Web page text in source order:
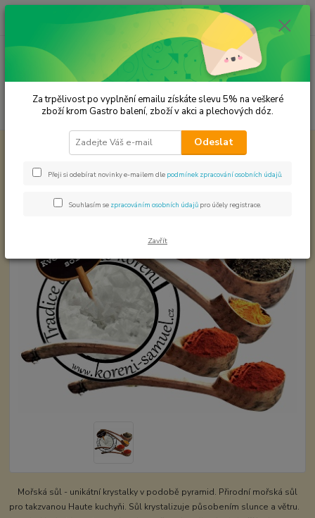
Menu
Hledat
ks
za 0,00 Kč
Cukr a sůl Květ mořské soli
Květ mořské soli
Mořská sůl - unikátní krystalky v podobě pyramid. Přirodní mořská sůl
pro takzvanou Haute kuchyňi. Sůl krystalizuje působením slunce a větru.
Za trpělivost po vyplnění emailu získáte slevu 5% na veškeré
zboží krom Gastro balení, zboží v akci a plechových dóz.
Odeslat
Přeji si odebírat novinky e-mailem dle podmínek zpracování osobních údajů
Souhlasím se zpracováním osobních údajů pro účely registrace.
Zavřít